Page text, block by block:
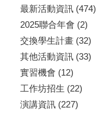
最新活動資訊(474)
2025聯合年會 (2)
交換學生計畫(32)
其他活動資訊(33)
實習機會 (12)
工作坊招生 (22)
演講資訊(227)